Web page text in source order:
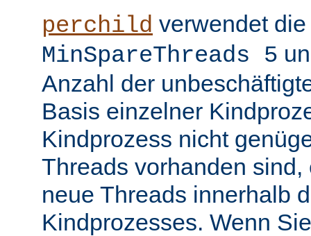
perchild verwendet
MinSpareThreads 5
Anzahl der
Basis einzelner
Kindprozess nicht
Threads vorhanden
neue Threads innerhalb
Kindprozesses. Wenn